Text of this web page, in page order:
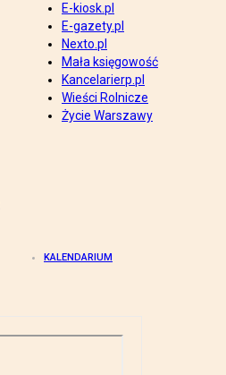
E-kiosk.pl
E-gazety.pl
Nexto.pl
Mała księgowość
Kancelarierp.pl
Wieści Rolnicze
Życie Warszawy
KALENDARIUM